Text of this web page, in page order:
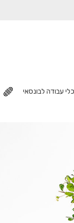
כלי עבודה לבונסאי